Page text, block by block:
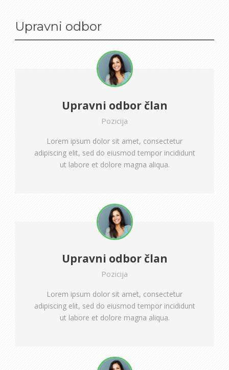
Upravni odbor
Upravni odbor član
Pozicija
Lorem ipsum dolor sit amet, consectetur
adipiscing elit, sed do eiusmod tempor incididunt
ut labore et dolore magna aliqua.
Upravni odbor član
Pozicija
Lorem ipsum dolor sit amet, consectetur
adipiscing elit, sed do eiusmod tempor incididunt
ut labore et dolore magna aliqua.